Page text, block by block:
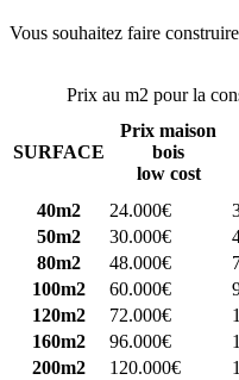
Vous souhaitez faire
Prix au m2 pour la
SURFACE
Prix maison
bois
low cost
40m2
24.000€
50m2
30.000€
80m2
48.000€
100m2
60.000€
120m2
72.000€
160m2
96.000€
200m2
120.000€